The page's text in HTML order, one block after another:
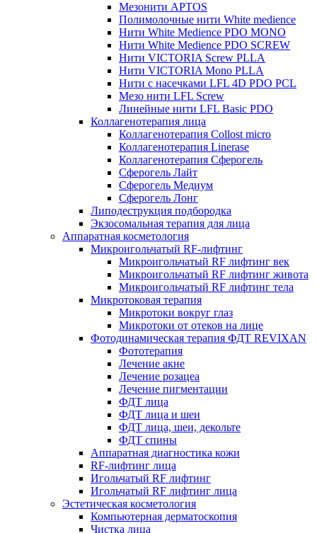
Мезонити APTOS
Полимолочные нити White medience
Нити White Medience PDO MONO
Нити White Medience PDO SCREW
Нити VICTORIA Screw PLLA
Нити VICTORIA Mono PLLA
Нити с насечками LFL 4D PDO PCL
Мезо нити LFL Screw
Линейные нити LFL Basic PDO
Коллагенотерапия лица
Коллагенотерапия Collost micro
Коллагенотерапия Linerase
Коллагенотерапия Сферогель
Сферогель Лайт
Сферогель Медиум
Сферогель Лонг
Липодеструкция подбородка
Экзосомальная терапия для лица
Аппаратная косметология
Микроигольчатый RF-лифтинг
Микроигольчатый RF лифтинг век
Микроигольчатый RF лифтинг живота
Микроигольчатый RF лифтинг тела
Микротоковая терапия
Микротоки вокруг глаз
Микротоки от отеков на лице
Фотодинамическая терапия ФДТ REVIXAN
Фототерапия
Лечение акне
Лечение розацеа
Лечение пигментации
ФДТ лица
ФДТ лица и шеи
ФДТ лица, шеи, декольте
ФДТ спины
Аппаратная диагностика кожи
RF-лифтинг лица
Игольчатый RF лифтинг
Игольчатый RF лифтинг лица
Эстетическая косметология
Компьютерная дерматоскопия
Чистка лица